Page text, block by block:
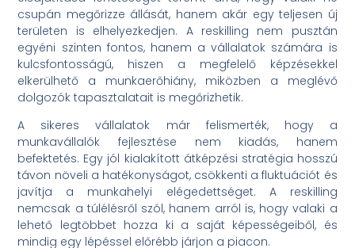
csupán megőrizze állását, hanem akár egy teljesen új
területen is elhelyezkedjen. A reskilling nem pusztán
egyéni szinten fontos, hanem a vállalatok számára is
kulcsfontosságú, hiszen a megfelelő képzésekkel
elkerülhető a munkaerőhiány, miközben a meglévő
dolgozók tapasztalatait is megőrizhetik.
A sikeres vállalatok már felismerték, hogy a
munkavállalók fejlesztése nem kiadás, hanem
befektetés. Egy jól kialakított átképzési stratégia hosszú
távon növeli a hatékonyságot, csökkenti a fluktuációt és
javítja a munkahelyi elégedettséget. A reskilling
nemcsak a túlélésről szól, hanem arról is, hogy valaki a
lehető legtöbbet hozza ki a saját képességeiből, és
mindig egy lépéssel előrébb járjon a piacon.